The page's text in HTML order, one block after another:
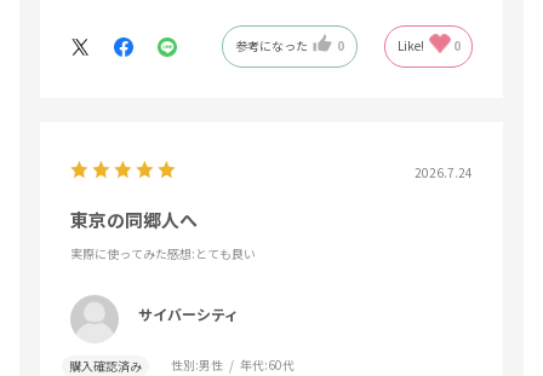
参考になった 0 Like! 0
2026.7.24
東京の同郷人へ
実際に使ってみた感想:とても良い
サイバーシティ
購入確認済み 性別:男性 年代:60代